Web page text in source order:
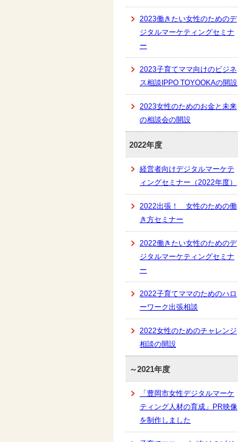
2023働きたい女性のためのデ
ジタルマーケティングセミナ
ー
2023子育てママ向けのビジネ
ス相談IPPO TOYOOKAの開設
2023女性のためのお金と未来
の相談会の開設
2022年度
経営者向けデジタルマーケテ
ィングセミナー（2022年度）
2022出張！ 女性のための働
き方セミナー
2022働きたい女性のためのデ
ジタルマーケティングセミナ
ー
2022子育てママのためのハロ
ーワーク出張相談
2022女性のためのチャレンジ
相談の開設
～2021年度
「豊岡市女性デジタルマーケ
ティング人材の育成」PR映像
を制作しました